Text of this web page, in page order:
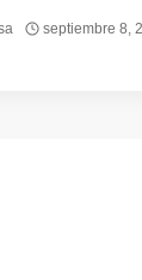
septiembre 8,